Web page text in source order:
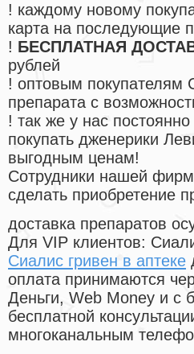
! каждому новому
карта на последующие
! БЕСПЛАТНАЯ
рублей
! оптовым
препарата с
! так же у нас
покупать дженерики
выгодным ценам!
Cотрудники нашей
сделать приобретение
доставка препаратов
Для VIP клиентов:
Сиалис гривен в аптеке
оплата принимаются
Деньги, Web Money и с
бесплатной
многоканальным